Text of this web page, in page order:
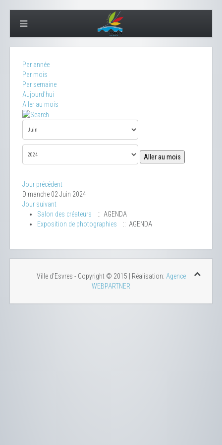
Par année
Par mois
Par semaine
Aujourd'hui
Aller au mois
Aller au mois
Jour précédent
Dimanche 02 Juin 2024
Jour suivant
Salon des créateurs
:: AGENDA
Exposition de photographies
:: AGENDA
Ville d'Esvres - Copyright © 2015 | Réalisation: Agence
WEBPARTNER